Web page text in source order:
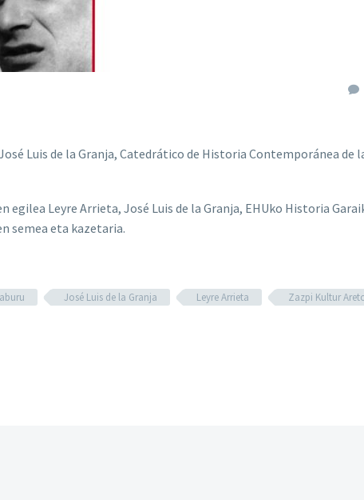
Luis de la Granja, Catedrático de Historia Contemporánea de
Leyre Arrieta, José Luis de la Granja, EHUko Historia
semea eta kazetaria.
José Luis de la Granja Leyre Arrieta Zazpi Kultur